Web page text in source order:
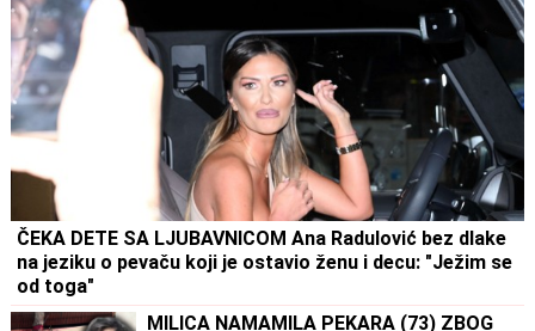
ČEKA DETE SA LJUBAVNICOM Ana Radulović bez dlake
na jeziku o pevaču koji je ostavio ženu i decu: "Ježim se
od toga"
MILICA NAMAMILA PEKARA (73) ZBOG